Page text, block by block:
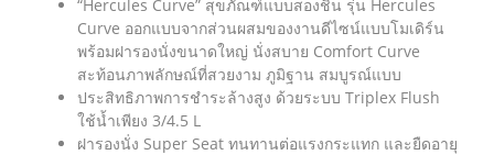
“Hercules Curve” สุขภัณฑ์แบบสองชิ้น รุ่น Hercules
Curve ออกแบบจากส่วนผสมของงานดีไซน์แบบโมเดิร์น
พร้อมฝารองนั่งขนาดใหญ่ นั่งสบาย Comfort Curve
สะท้อนภาพลักษณ์ที่สวยงาม ภูมิฐาน สมบูรณ์แบบ
ประสิทธิภาพการชำระล้างสูง ด้วยระบบ Triplex Flush
ใช้น้ำเพียง 3/4.5 L
ฝารองนั่ง Super Seat ทนทานต่อแรงกระแทก และยืดอายุ